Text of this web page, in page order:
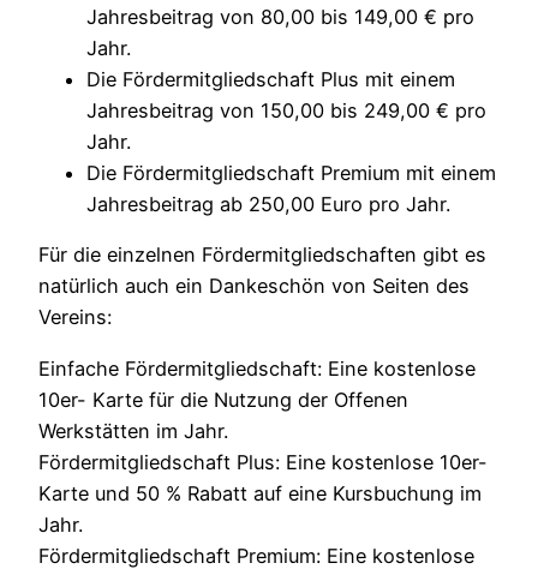
Jahresbeitrag von 80,00 bis 149,00 € pro
Jahr.
Die Fördermitgliedschaft Plus mit einem
Jahresbeitrag von 150,00 bis 249,00 € pro
Jahr.
Die Fördermitgliedschaft Premium mit einem
Jahresbeitrag ab 250,00 Euro pro Jahr.
Für die einzelnen Fördermitgliedschaften gibt es
natürlich auch ein Dankeschön von Seiten des
Vereins:
Einfache Fördermitgliedschaft: Eine kostenlose
10er- Karte für die Nutzung der Offenen
Werkstätten im Jahr.
Fördermitgliedschaft Plus: Eine kostenlose 10er-
Karte und 50 % Rabatt auf eine Kursbuchung im
Jahr.
Fördermitgliedschaft Premium: Eine kostenlose